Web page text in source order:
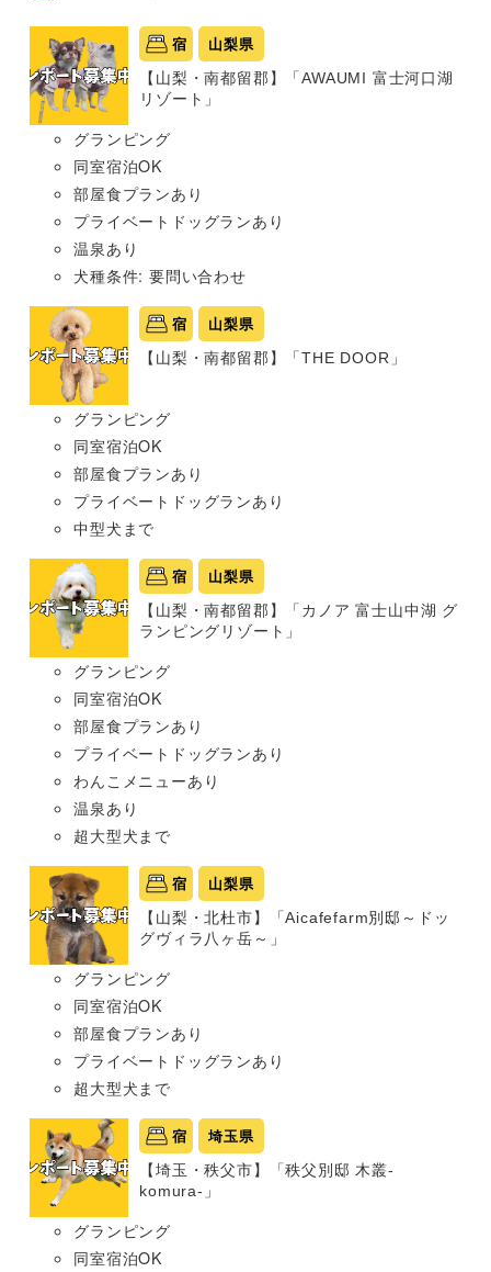
宿 山梨県
【山梨・南都留郡】「AWAUMI 富士河口湖
リゾート」
グランピング
同室宿泊OK
部屋食プランあり
プライベートドッグランあり
温泉あり
犬種条件: 要問い合わせ
宿 山梨県
【山梨・南都留郡】「THE DOOR」
グランピング
同室宿泊OK
部屋食プランあり
プライベートドッグランあり
中型犬まで
宿 山梨県
【山梨・南都留郡】「カノア 富士山中湖 グ
ランピングリゾート」
グランピング
同室宿泊OK
部屋食プランあり
プライベートドッグランあり
わんこメニューあり
温泉あり
超大型犬まで
宿 山梨県
【山梨・北杜市】「Aicafefarm別邸～ドッ
グヴィラ八ヶ岳～」
グランピング
同室宿泊OK
部屋食プランあり
プライベートドッグランあり
超大型犬まで
宿 埼玉県
【埼玉・秩父市】「秩父別邸 木叢-
komura-」
グランピング
同室宿泊OK